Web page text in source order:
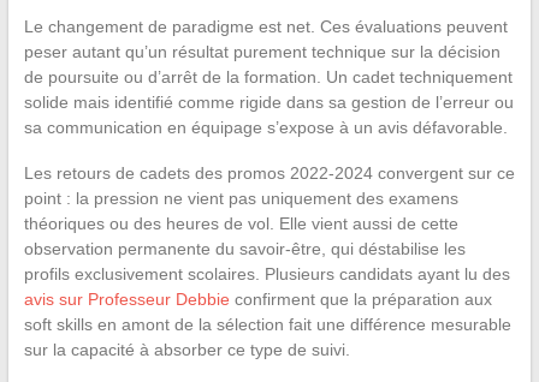
Le changement de paradigme est net. Ces évaluations peuvent
peser autant qu’un résultat purement technique sur la décision
de poursuite ou d’arrêt de la formation. Un cadet techniquement
solide mais identifié comme rigide dans sa gestion de l’erreur ou
sa communication en équipage s’expose à un avis défavorable.
Les retours de cadets des promos 2022-2024 convergent sur ce
point : la pression ne vient pas uniquement des examens
théoriques ou des heures de vol. Elle vient aussi de cette
observation permanente du savoir-être, qui déstabilise les
profils exclusivement scolaires. Plusieurs candidats ayant lu des
avis sur Professeur Debbie confirment que la préparation aux
soft skills en amont de la sélection fait une différence mesurable
sur la capacité à absorber ce type de suivi.